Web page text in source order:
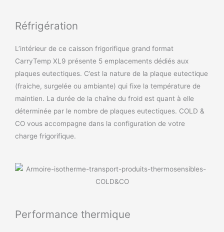
Réfrigération
L’intérieur de ce caisson frigorifique grand format
CarryTemp XL9 présente 5 emplacements dédiés aux
plaques eutectiques. C’est la nature de la plaque eutectique
(fraiche, surgelée ou ambiante) qui fixe la température de
maintien. La durée de la chaîne du froid est quant à elle
déterminée par le nombre de plaques eutectiques. COLD &
CO vous accompagne dans la configuration de votre
charge frigorifique.
Performance thermique